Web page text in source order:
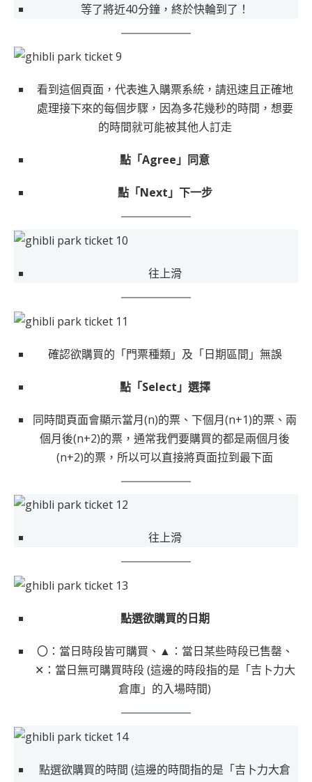
等了將近40分鐘，終於快輪到了！
看到這個頁面，代表進入購票系統，請迅速且正確地
處理接下來的每個步驟，因為多花幾秒的時間，想要
的時間就可能被其他人訂走
點「Agree」同意
點「Next」下一步
往上滑
確認欲購買的「門票種類」及「日期區間」無誤
點「Select」選擇
同時間頁面會顯示當月(n)的票、下個月(n+1)的票、兩
個月後(n+2)的票，通常我們要購買的都是兩個月後
(n+2)的票，所以可以直接將頁面拉到最下面
往上滑
點選欲購買的日期
〇：當日時段皆可購買、▲：當日某些時段已售罄、
✕：當日無可購買時段 (這邊的時段指的是「吉卜力大
倉庫」的入場時間)
點選欲購買的時間 (這邊的時間指的是「吉卜力大倉